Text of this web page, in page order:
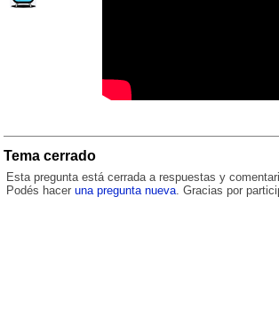
Tema cerrado
Esta pregunta está cerrada a respuestas y
Podés hacer una pregunta nueva. Gracias por